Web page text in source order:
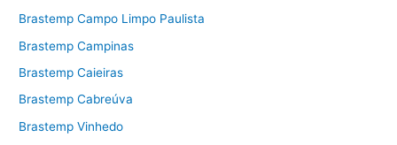
Brastemp Campo Limpo Paulista
Brastemp Campinas
Brastemp Caieiras
Brastemp Cabreúva
Brastemp Vinhedo